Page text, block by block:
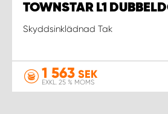
TOWNSTAR L1
Skyddsinklädnad Tak
1 563 SEK
EXKL. 25 % MOMS